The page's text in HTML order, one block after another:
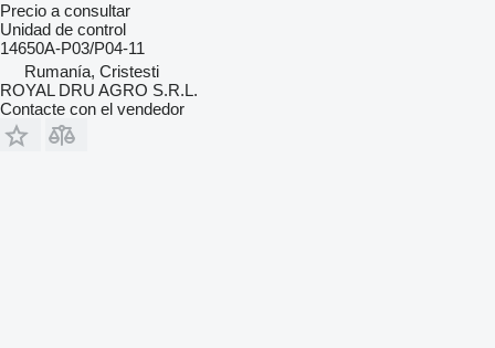
Precio a consultar
Unidad de control
14650A-P03/P04-11
Rumanía, Cristesti
ROYAL DRU AGRO S.R.L.
Contacte con el vendedor